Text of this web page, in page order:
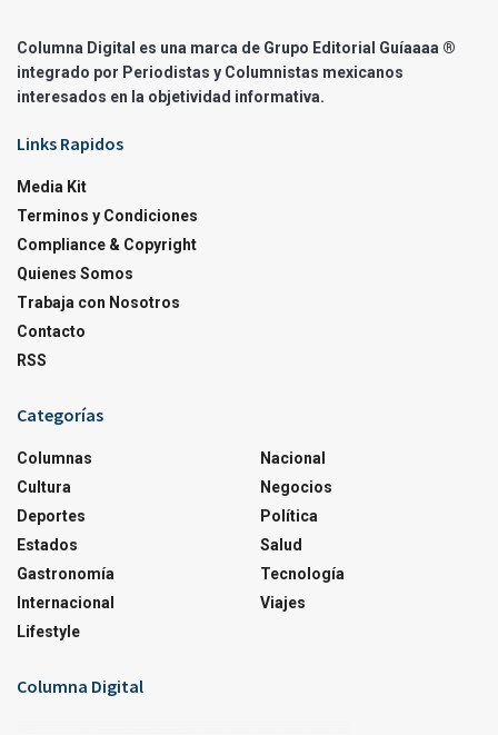
Columna Digital es una marca de Grupo Editorial Guíaaaa ®
integrado por Periodistas y Columnistas mexicanos
interesados en la objetividad informativa.
Links Rapidos
Media Kit
Terminos y Condiciones
Compliance & Copyright
Quienes Somos
Trabaja con Nosotros
Contacto
RSS
Categorías
Columnas
Cultura
Deportes
Estados
Gastronomía
Internacional
Lifestyle
Nacional
Negocios
Política
Salud
Tecnología
Viajes
Columna Digital